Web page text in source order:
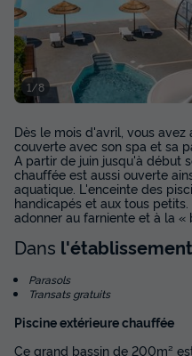
Mobilhome 6
CHAMBRES
Annulation gratuite
Surface
35m²
Adultes
6
Terrasse semi-couverte
Chaise longue
Congélateur
+ 5
Mobilhome 6 personnes -
du11/09/2026au18/09/
Modifier les dates
1/8
Dès le mois d'avril, vous
couverte avec son spa et sa
A partir de juin jusqu'à début
chauffée est aussi ouverte
aquatique. L'enceinte des
handicapés et aux tous
adonner au farniente et à la «
Dans l'établissement
Parasols
Transats gratuits
Piscine extérieure chauffée
Ce grand bassin de 200m²